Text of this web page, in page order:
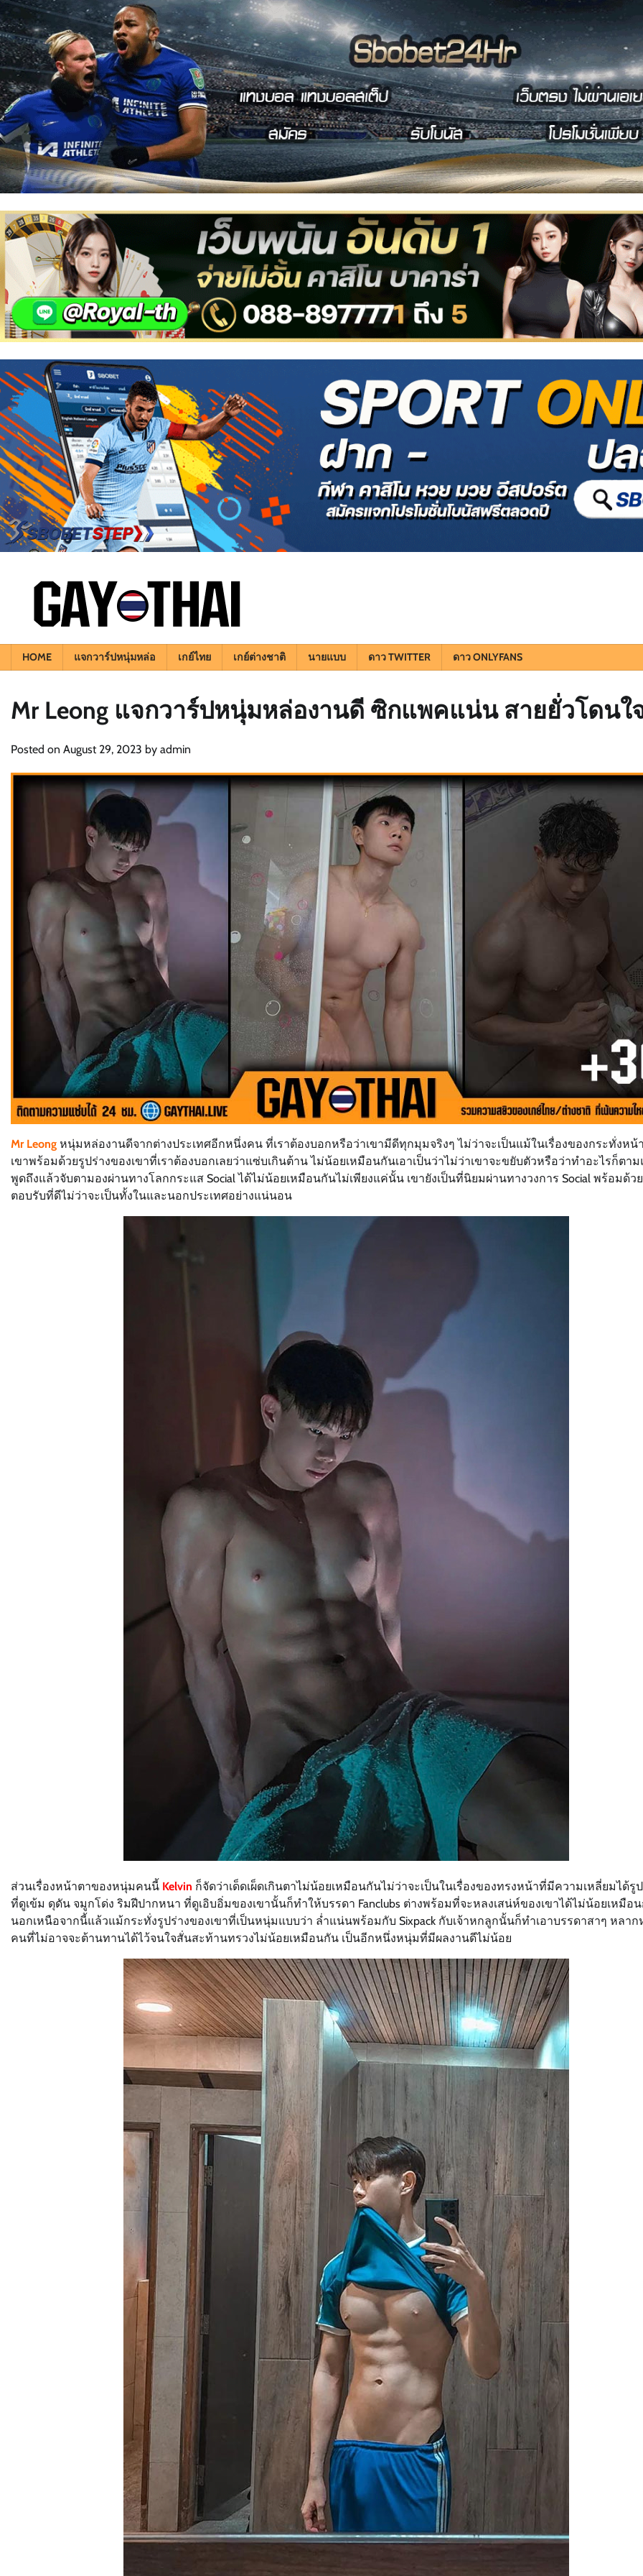
HOME แจกวาร์ปหนุ่มหล่อ เกย์ไทย เกย์ต่างชาติ นายแบบ ดาว TWITTER ดาว ONLYFANS
Mr Leong แจกวาร์ปหนุ่มหล่องานดี ซิกแพคแน่น สายยั่วโดนใ
Posted on August 29, 2023 by admin
Mr Leong หนุ่มหล่องานดีจากต่างประเทศอีกหนึ่งคน ที่เราต้องบอกหรือว่าเขามีดีทุกมุมจริงๆ ไม่ว่าจะเป็นแม้ในเรื่องของกระทั่งหน้
เขาพร้อมด้วยรูปร่างของเขาที่เราต้องบอกเลยว่าแซ่บเกินต้าน ไม่น้อยเหมือนกันเอาเป็นว่าไม่ว่าเขาจะขยับตัวหรือว่าทำอะไรก็ตา
พูดถึงแล้วจับตามองผ่านทางโลกกระแส Social ได้ไม่น้อยเหมือนกันไม่เพียงแค่นั้น เขายังเป็นที่นิยมผ่านทางวงการ Social พร้อมด้ว
ตอบรับที่ดีไม่ว่าจะเป็นทั้งในและนอกประเทศอย่างแน่นอน
ส่วนเรื่องหน้าตาของหนุ่มคนนี้ Kelvin ก็จัดว่าเด็ดเผ็ดเกินตาไม่น้อยเหมือนกันไม่ว่าจะเป็นในเรื่องของทรงหน้าที่มีความเหลี่ยมได้รู
ที่ดูเข้ม ดุดัน จมูกโด่ง ริมฝีปากหนา ที่ดูเอิบอิ่มของเขานั้นก็ทำให้บรรดา Fanclubs ต่างพร้อมที่จะหลงเสน่ห์ของเขาได้ไม่น้อยเหมือ
นอกเหนือจากนี้แล้วแม้กระทั่งรูปร่างของเขาที่เป็นหนุ่มแบบว่า ล่ำแน่นพร้อมกับ Sixpack กับเจ้าหกลูกนั้นก็ทำเอาบรรดาสาๆ หลาก
คนที่ไม่อาจจะต้านทานได้ไว้จนใจสั่นสะท้านทรวงไม่น้อยเหมือนกัน เป็นอีกหนึ่งหนุ่มที่มีผลงานดีไม่น้อย